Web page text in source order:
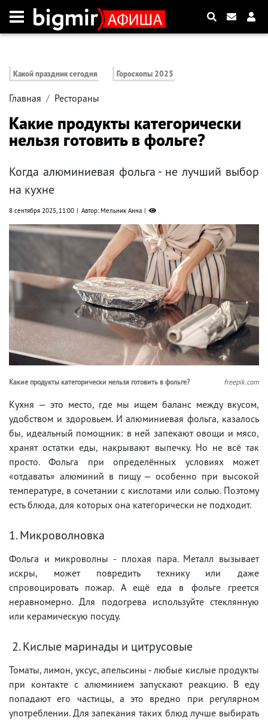
Какой праздник сегодня Гороскопы 2025
Главная Рестораны
Какие продукты категорически
нельзя готовить в фольге?
Когда алюминиевая фольга - не лучший выбор
на кухне
8 сентября 2025, 11:00 Автор: Мельник Анна
Какие продукты категорически нельзя готовить в фольге? freepik.com
Кухня — это место, где мы ищем баланс между вкусом,
удобством и здоровьем. И алюминиевая фольга, казалось
бы, идеальный помощник: в ней запекают овощи и мясо,
хранят остатки еды, накрывают выпечку. Но не всё так
просто. Фольга при определённых условиях может
«отдавать» алюминий в пищу — особенно при высокой
температуре, в сочетании с кислотами или солью. Поэтому
есть блюда, для которых она категорически не подходит.
1. Микроволновка
Фольга и микроволны - плохая пара. Металл вызывает
искры, может повредить технику или даже
спровоцировать пожар. А ещё еда в фольге греется
неравномерно. Для подогрева используйте стеклянную
или керамическую посуду.
2. Кислые маринады и цитрусовые
Томаты, лимон, уксус, апельсины - любые кислые продукты
при контакте с алюминием запускают реакцию. В еду
попадают его частицы, а это вредно при регулярном
употреблении. Для запекания таких блюд лучше выбирать